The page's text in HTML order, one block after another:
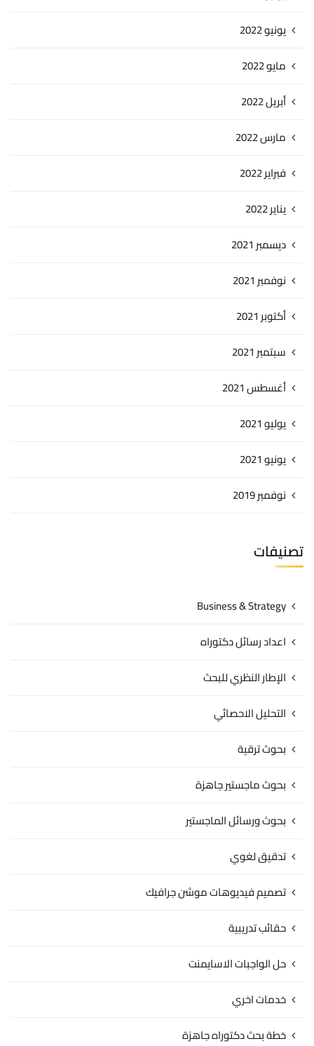
يونيو 2022
مايو 2022
أبريل 2022
مارس 2022
فبراير 2022
يناير 2022
ديسمبر 2021
نوفمبر 2021
أكتوبر 2021
سبتمبر 2021
أغسطس 2021
يوليو 2021
يونيو 2021
نوفمبر 2019
تصنيفات
Business & Strategy
اعداد رسائل دكتوراه
الإطار النظري للبحث
التحليل الاحصائي
بحوث ترقية
بحوث ماجستير جاهزة
بحوث ورسائل الماجستير
تدقيق لغوي
تصميم فيديوهات موشن جرافيك
حقائب تدريبية
حل الواجبات الاسايمنت
خدمات اخري
خطة بحث دكتوراه جاهزة